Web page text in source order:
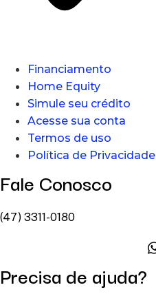
Financiamento
Home Equity
Simule seu crédito
Acesse sua conta
Termos de uso
Política de Privacidade
Fale Conosco
(47) 3311-0180
Precisa de ajuda?